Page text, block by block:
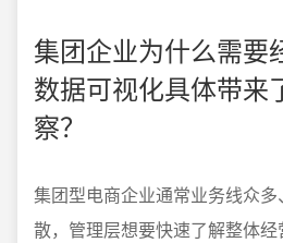
集团企业为什么需要
数据可视化具体带来
察？
集团型电商企业通常业务线众
散，管理层想要快速了解整体